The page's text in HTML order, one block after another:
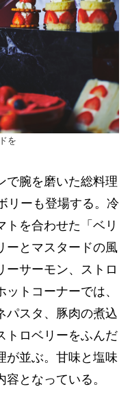
を
腕を磨いた総料理
リーも登場する。冷
トを合わせた「ベリ
ーとマスタードの風
ーサーモン、ストロ
トコーナーでは、
パスタ、豚肉の煮込
トロベリーをふんだ
が並ぶ。甘味と塩味
となっている。